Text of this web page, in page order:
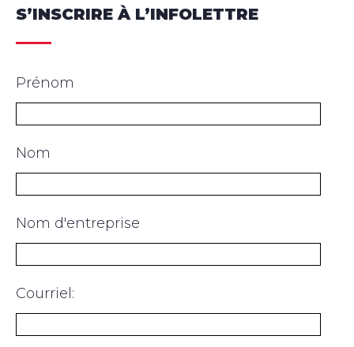
S’INSCRIRE À L’INFOLETTRE
Prénom
Nom
Nom d'entreprise
Courriel: